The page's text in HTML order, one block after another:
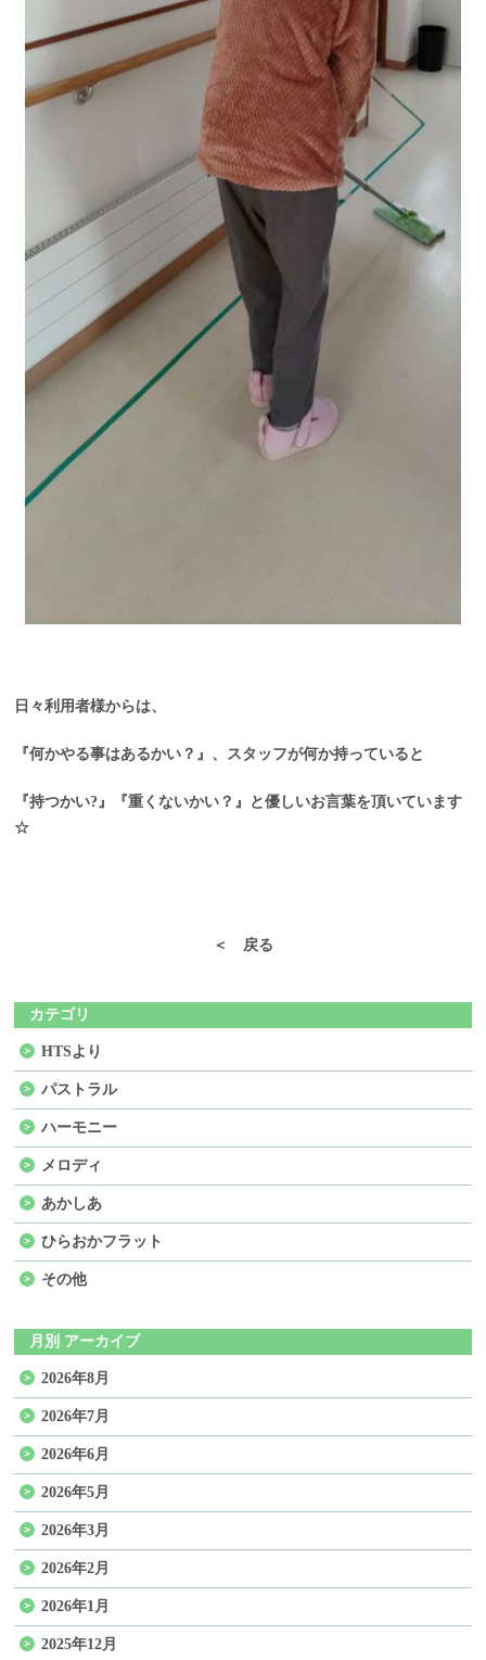
日々利用者様からは、
『何かやる事はあるかい？』、スタッフが何か持っていると
『持つかい?』『重くないかい？』と優しいお言葉を頂いています
☆
＜ 戻る
カテゴリ
HTSより
パストラル
ハーモニー
メロディ
あかしあ
ひらおかフラット
その他
月別 アーカイブ
2026年8月
2026年7月
2026年6月
2026年5月
2026年3月
2026年2月
2026年1月
2025年12月